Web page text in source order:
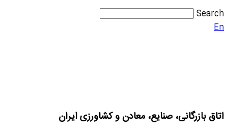
Search
En
اتاق بازرگانی، صنایع، معادن و کشاورزی ایران